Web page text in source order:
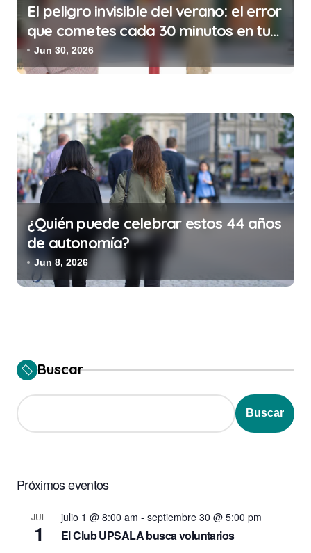
El peligro invisible del verano: el error
que cometes cada 30 minutos en tu
trabajo (y la ilegalidad que te puede
costar la vida)
Jun 30, 2026
¿Quién puede celebrar estos 44 años
de autonomía?
Jun 8, 2026
Buscar
Buscar
Próximos eventos
JUL
1
julio 1 @ 8:00 am - septiembre 30 @ 5:00 pm
El Club UPSALA busca voluntarios